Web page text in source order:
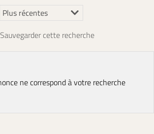
Sauvegarder cette recherche
ne correspond à votre recherche